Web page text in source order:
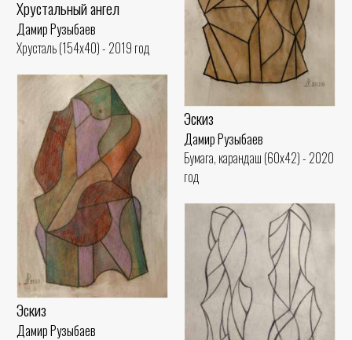
Хрустальный ангел
Дамир Рузыбаев
Хрусталь (154x40) - 2019 год
Эскиз
Дамир Рузыбаев
Бумага, карандаш (60x42) - 2020
год
Эскиз
Дамир Рузыбаев